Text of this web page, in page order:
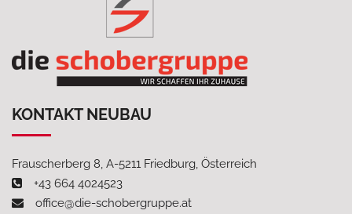
KONTAKT NEUBAU
Frauscherberg 8, A-5211 Friedburg, Österreich
+43 664 4024523
office@die-schobergruppe.at